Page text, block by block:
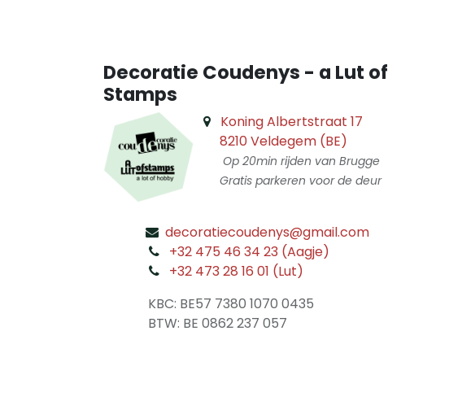
Decoratie Coudenys - a Lut of
Stamps
Koning Albertstraat 17
8210 Veldegem (BE)
Op 20min rijden van Brugge
Gratis parkeren voor de deur
decoratiecoudenys@gmail.com
+32 475 46 34 23 (Aagje)
+32 473 28 16 01 (Lut)
KBC: BE57 7380 1070 0435
​ BTW: BE 0862 237 057